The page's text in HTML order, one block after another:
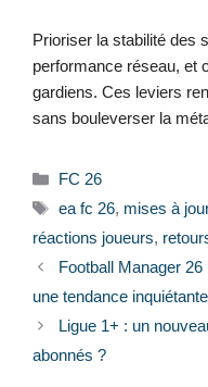
Prioriser la stabilité des
performance réseau, et
gardiens. Ces leviers
sans bouleverser la
Catégories
FC 26
Étiquettes
ea fc 26, mises à
réactions joueurs,
Football Manager
une tendance
Ligue 1+ : un
abonnés ?